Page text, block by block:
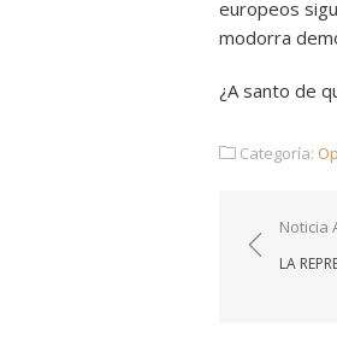
europeos
modorra
¿A santo de
Categoría:
de
Noticia
LA